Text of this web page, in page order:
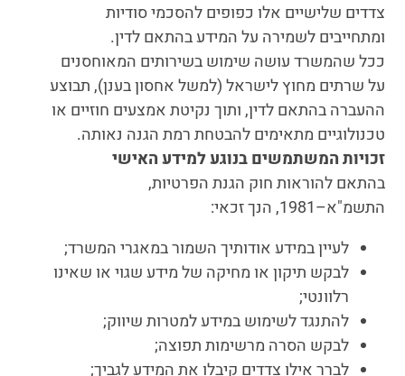
צדדים שלישיים אלו כפופים להסכמי סודיות
ומתחייבים לשמירה על המידע בהתאם לדין.
ככל שהמשרד עושה שימוש בשירותים המאוחסנים
על שרתים מחוץ לישראל (למשל אחסון בענן), תבוצע
ההעברה בהתאם לדין, ותוך נקיטת אמצעים חוזיים או
טכנולוגיים מתאימים להבטחת רמת הגנה נאותה.
זכויות המשתמשים בנוגע למידע האישי
בהתאם להוראות חוק הגנת הפרטיות,
התשמ"א–1981, הנך זכאי:
לעיין במידע אודותיך השמור במאגרי המשרד;
לבקש תיקון או מחיקה של מידע שגוי או שאינו
רלוונטי;
להתנגד לשימוש במידע למטרות שיווק;
לבקש הסרה מרשימות תפוצה;
לברר אילו צדדים קיבלו את המידע לגביך;